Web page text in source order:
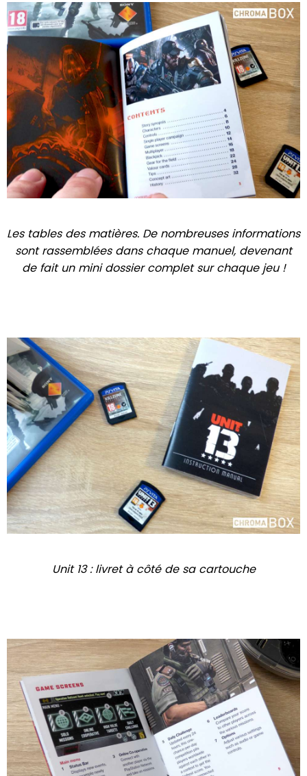
Les tables des matières. De nombreuses informations
sont rassemblées dans chaque manuel, devenant
de fait un mini dossier complet sur chaque jeu !
Unit 13 : livret à côté de sa cartouche